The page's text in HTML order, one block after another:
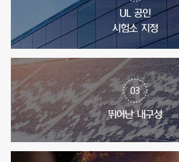
UL 공인
시험소 지정
03
뛰어난 내구성